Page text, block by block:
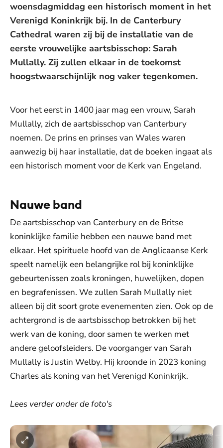
woensdagmiddag een historisch moment in het
Verenigd Koninkrijk bij. In de Canterbury
Cathedral waren zij bij de installatie van de
eerste vrouwelijke aartsbisschop: Sarah
Mullally. Zij zullen elkaar in de toekomst
hoogstwaarschijnlijk nog vaker tegenkomen.
Voor het eerst in 1400 jaar mag een vrouw, Sarah
Mullally, zich de aartsbisschop van Canterbury
noemen. De prins en prinses van Wales waren
aanwezig bij haar installatie, dat de boeken ingaat als
een historisch moment voor de Kerk van Engeland.
Nauwe band
De aartsbisschop van Canterbury en de Britse
koninklijke familie hebben een nauwe band met
elkaar. Het spirituele hoofd van de Anglicaanse Kerk
speelt namelijk een belangrijke rol bij koninklijke
gebeurtenissen zoals kroningen, huwelijken, dopen
en begrafenissen. We zullen Sarah Mullally niet
alleen bij dit soort grote evenementen zien. Ook op de
achtergrond is de aartsbisschop betrokken bij het
werk van de koning, door samen te werken met
andere geloofsleiders. De voorganger van Sarah
Mullally is Justin Welby. Hij kroonde in 2023 koning
Charles als koning van het Verenigd Koninkrijk.
Lees verder onder de foto's